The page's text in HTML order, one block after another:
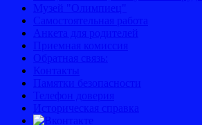
Музей "Олимпиец"
Самостоятельная работа
Анкета для родителей
Приемная комиссия
Обратная связь:
Контакты
Памятки безопасности
Телефон доверия
Историческая справка